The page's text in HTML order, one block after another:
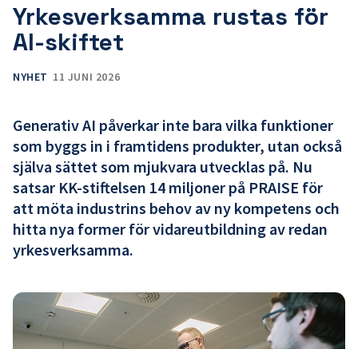
Yrkesverksamma rustas för
AI-skiftet
NYHET 11 JUNI 2026
Generativ AI påverkar inte bara vilka funktioner
som byggs in i framtidens produkter, utan också
själva sättet som mjukvara utvecklas på. Nu
satsar KK-stiftelsen 14 miljoner på PRAISE för
att möta industrins behov av ny kompetens och
hitta nya former för vidareutbildning av redan
yrkesverksamma.